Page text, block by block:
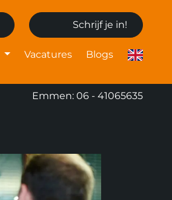
Schrijf je in!
Vacatures Blogs
Emmen: 06 - 41065635